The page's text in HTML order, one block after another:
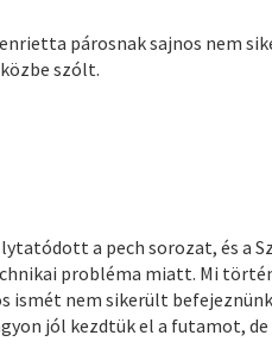
párosnak sajnos nem
szólt.
a pech sorozat, és a
probléma miatt. Mi
ismét nem sikerült
jól kezdtük el a futamot,